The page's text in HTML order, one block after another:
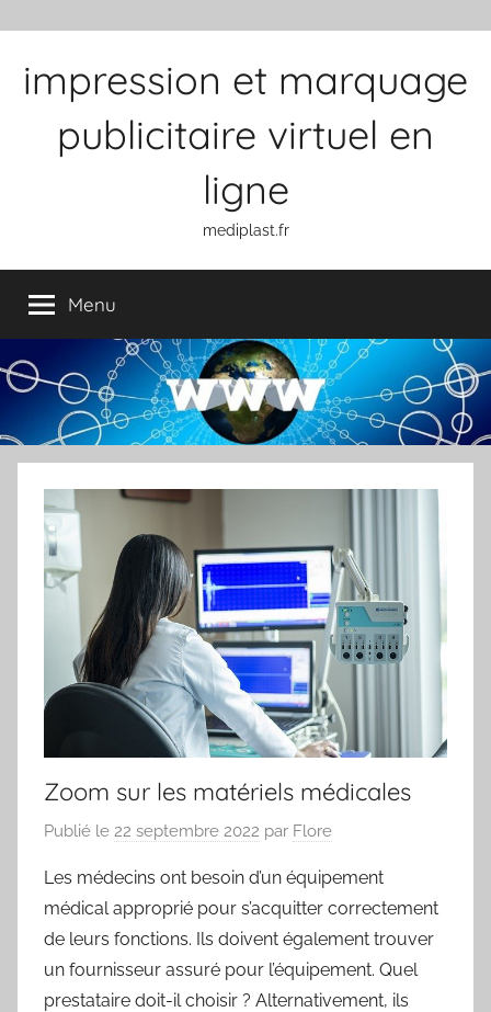
impression et marquage
publicitaire virtuel en
ligne
mediplast.fr
Menu
Zoom sur les matériels médicales
Publié le 22 septembre 2022 par Flore
Les médecins ont besoin d’un équipement
médical approprié pour s’acquitter correctement
de leurs fonctions. Ils doivent également trouver
un fournisseur assuré pour l’équipement. Quel
prestataire doit-il choisir ? Alternativement, ils